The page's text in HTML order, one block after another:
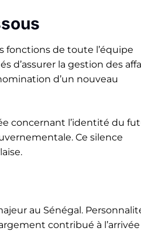
de toute l’équipe
d’assurer la gestion des
d’un nouveau
concernant l’identité du
Ce silence
au Sénégal.
contribué à l’arrivée